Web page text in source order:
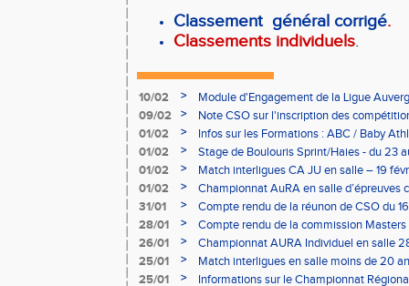
Classement général corrigé.
Classements individuels.
10/02 >
Module d'Engagement de la Ligue
09/02
>
Note CSO sur l'inscription des
01/02
>
Infos sur les Formations : ABC / Baby
01/02
>
Stage de Boulouris Sprint/Haies - du 23
01/02
>
Match interligues CA JU en salle – 19
01/02
>
Championnat AuRA en salle d’épreuves
- le 12 février
31/01 >
Compte rendu de la réunon de CSO du
28/01
>
Compte rendu de la commission
à Bourgoin
26/01 >
Championnat AURA Individuel en salle
25/01
>
Match interligues en salle moins de 20
25/01
>
Informations sur le Championnat